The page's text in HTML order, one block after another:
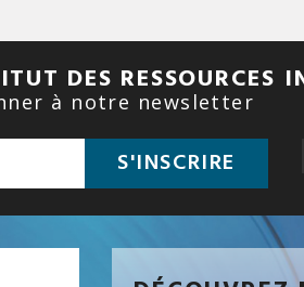
DES RESSOURCES
à notre newsletter
S'INSCRIRE